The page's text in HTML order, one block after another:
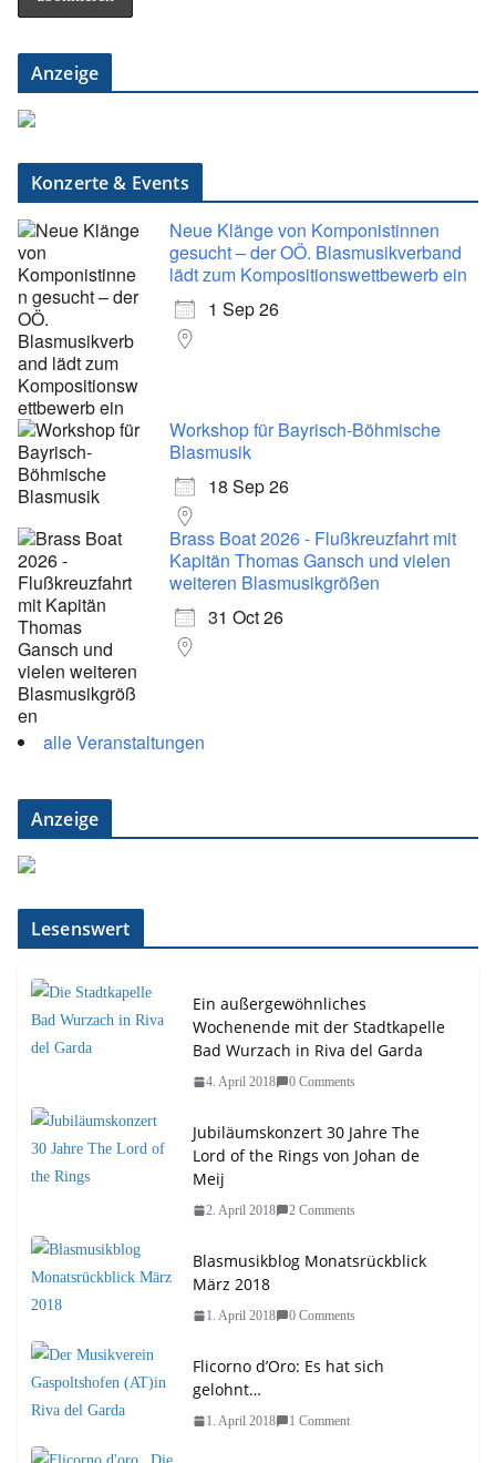
Anzeige
Konzerte & Events
Neue Klänge von Komponistinnen
gesucht – der OÖ. Blasmusikverband
lädt zum Kompositionswettbewerb ein
1 Sep 26
Workshop für Bayrisch-Böhmische
Blasmusik
18 Sep 26
Brass Boat 2026 - Flußkreuzfahrt mit
Kapitän Thomas Gansch und vielen
weiteren Blasmusikgrößen
31 Oct 26
alle Veranstaltungen
Anzeige
Lesenswert
Ein außergewöhnliches
Wochenende mit der Stadtkapelle
Bad Wurzach in Riva del Garda
4. April 2018 0 Comments
Jubiläumskonzert 30 Jahre The
Lord of the Rings von Johan de
Meij
2. April 2018 2 Comments
Blasmusikblog Monatsrückblick
März 2018
1. April 2018 0 Comments
Flicorno d’Oro: Es hat sich
gelohnt…
1. April 2018 1 Comment